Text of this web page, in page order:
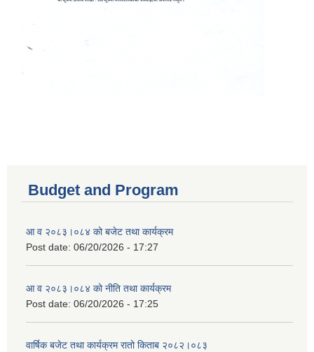
Budget and Program
आ व २०८३।०८४ को बजेट तथा कार्यक्रम
Post date: 06/20/2026 - 17:27
आ व २०८३।०८४ को नीति तथा कार्यक्रम
Post date: 06/20/2026 - 17:25
वार्षिक बजेट तथा कार्यक्रम रातो किताब २०८२।०८३